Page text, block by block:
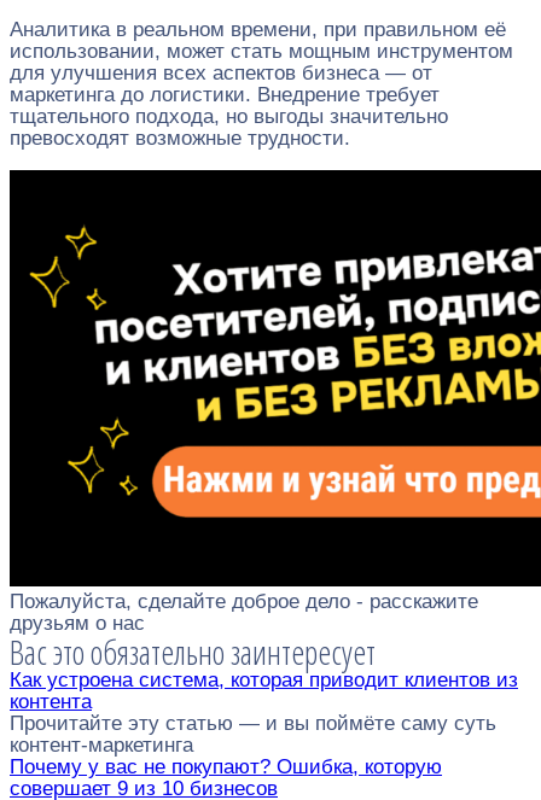
Аналитика в реальном времени, при правильном её
использовании, может стать мощным инструментом
для улучшения всех аспектов бизнеса — от
маркетинга до логистики. Внедрение требует
тщательного подхода, но выгоды значительно
превосходят возможные трудности.
Пожалуйста, сделайте доброе дело - расскажите
друзьям о нас
Вас это обязательно заинтересует
Как устроена система, которая приводит клиентов из
контента
Прочитайте эту статью — и вы поймёте саму суть
контент-маркетинга
Почему у вас не покупают? Ошибка, которую
совершает 9 из 10 бизнесов